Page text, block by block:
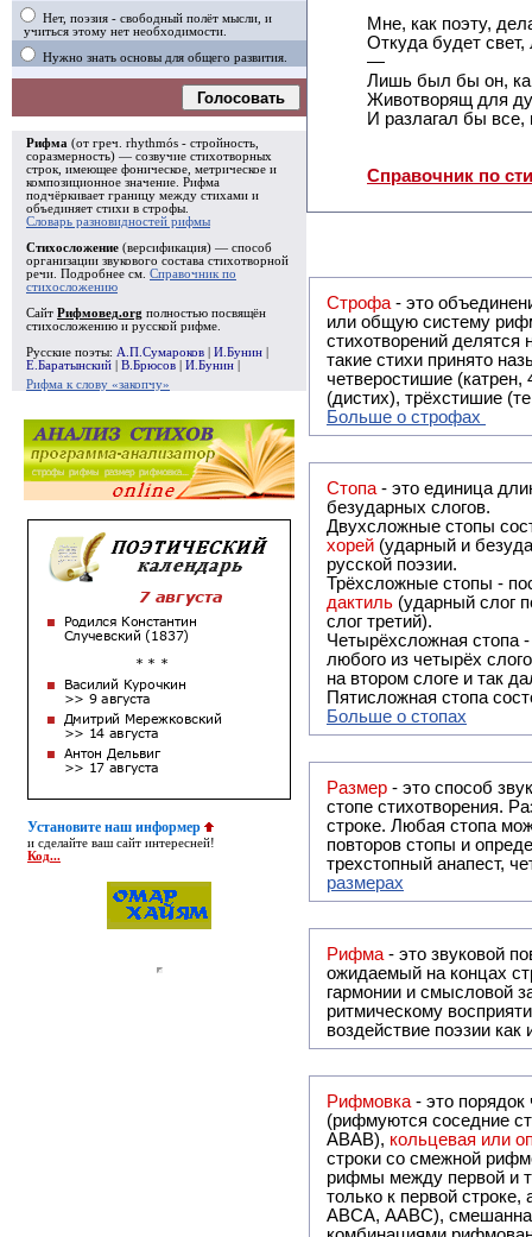
Нет, поэзия - свободный полёт мысли, и
учиться этому нет необходимости.
Нужно знать основы для общего развития.
Голосовать
Рифма (от греч. rhythmós - стройность,
соразмерность) — созвучие стихотворных
строк, имеющее фоническое, метрическое и
композиционное значение. Рифма
подчёркивает границу между стихами и
объединяет стихи в строфы
Словарь разновидностей рифмы
Стихосложение (версификация) — способ
организации звукового состава стихотворной
речи. Подробнее см. Справочник по
стихосложению
Сайт Рифмовед.org полностью посвящён
стихосложению и русской рифме.
Русские поэты: А.П.Сумароков И.Бунин
Е.Баратынский
В.Брюсов И.Бунин
Рифма к слову «закопчу»
Установите наш информер
и сделайте ваш сайт интересней!
Код...
Мне, как поэту,
Откуда будет
—
Лишь был бы он,
Животворящ для
И разлагал бы
Справочник по
Строфа - это объединение двух
или общую систему рифм, и регулярно или периодически
стихотворений делятся на строфы и т.о. являются строфическими.
такие стихи принято называть астрофическими. Самая популярная строфа в русской поэзии -
четверостишие
(дистих), трёхстишие
Больше о строфах
Стопа - это единица
безударных слогов.
Двухсложные стопы
хорей (ударный и
русской поэзии.
Трёхсложные стопы -
дактиль (ударный слог
слог третий).
Четырёхсложная стопа
любого из четырёх
на втором слоге и так
Пятисложная стопа
Больше о стопах
Размер - это способ
стопе стихотворения.
строке. Любая стопа
повторов стопы и
трехстопный анапест,
размерах
Рифма - это звуковой повтор, традиционно используемый в поэзии и, как
ожидаемый на концах
гармонии и смысловой
ритмическому
воздействие поэзии
Рифмовка - это
(рифмуются соседние
ABAB), кольцевая или
строки со смежной
рифмы между первой и
только к первой
ABCA, AABC), смешанная или вольная рифмовка (рифмовка в сложных строфах с различными